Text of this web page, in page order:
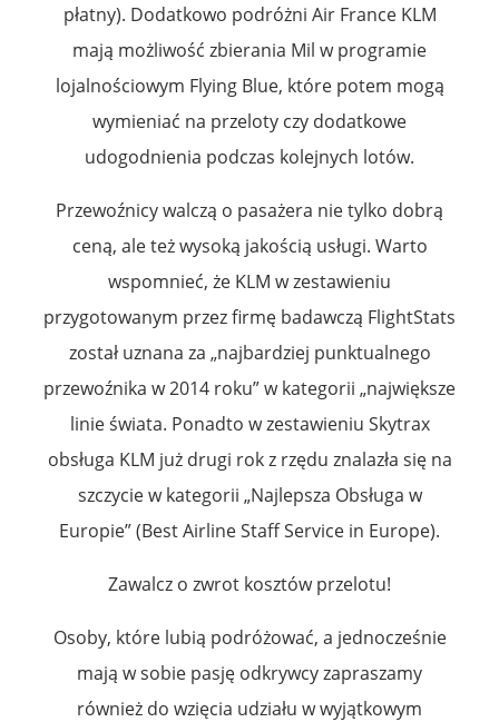
płatny). Dodatkowo podróżni Air France KLM
mają możliwość zbierania Mil w programie
lojalnościowym Flying Blue, które potem mogą
wymieniać na przeloty czy dodatkowe
udogodnienia podczas kolejnych lotów.
Przewoźnicy walczą o pasażera nie tylko dobrą
ceną, ale też wysoką jakością usługi. Warto
wspomnieć, że KLM w zestawieniu
przygotowanym przez firmę badawczą FlightStats
został uznana za „najbardziej punktualnego
przewoźnika w 2014 roku” w kategorii „największe
linie świata. Ponadto w zestawieniu Skytrax
obsługa KLM już drugi rok z rzędu znalazła się na
szczycie w kategorii „Najlepsza Obsługa w
Europie” (Best Airline Staff Service in Europe).
Zawalcz o zwrot kosztów przelotu!
Osoby, które lubią podróżować, a jednocześnie
mają w sobie pasję odkrywcy zapraszamy
również do wzięcia udziału w wyjątkowym